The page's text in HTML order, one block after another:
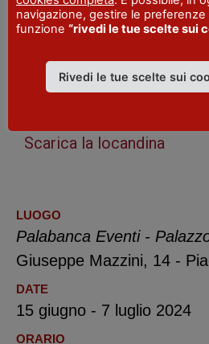
Partenza dalla Galleria
17.00-18.15-21.30
Arrivo Piazza Sant’
Scarica la locandina
LUOGO
Palabanca Eventi -
Giuseppe Mazzini, 14 -
DATE
15 giugno - 7 luglio 2024
ORARIO
navigazione, gestire le
funzione “rivedi le tue scelte sui
Rivedi le tue scelte sui